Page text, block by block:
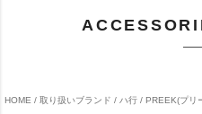
HOME 取り扱いブランド ハ行 PREEK(プリ